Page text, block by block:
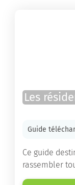
Les
Guide
Ce guide
rassembler
choisir la